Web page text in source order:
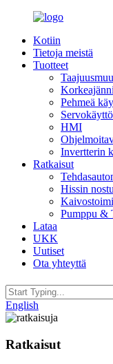
Kotiin
Tietoja meistä
Tuotteet
Pehmeä
HMI
Invertterin
Ratkaisut
Hissin
Pumppu &
Lataa
UKK
Uutiset
Ota yhteyttä
English
Ratkaisut